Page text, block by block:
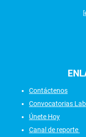
Contáctenos
Convocatorias
Únete Hoy
Canal de reporte